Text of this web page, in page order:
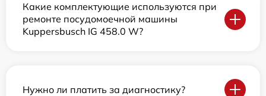
Какие комплектующие используются при
ремонте посудомоечной машины
Kuppersbusch IG 458.0 W?
Нужно ли платить за диагностику?